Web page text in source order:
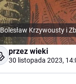
Bolesław Krzywousty i
przez wieki
30 listopada 2023,